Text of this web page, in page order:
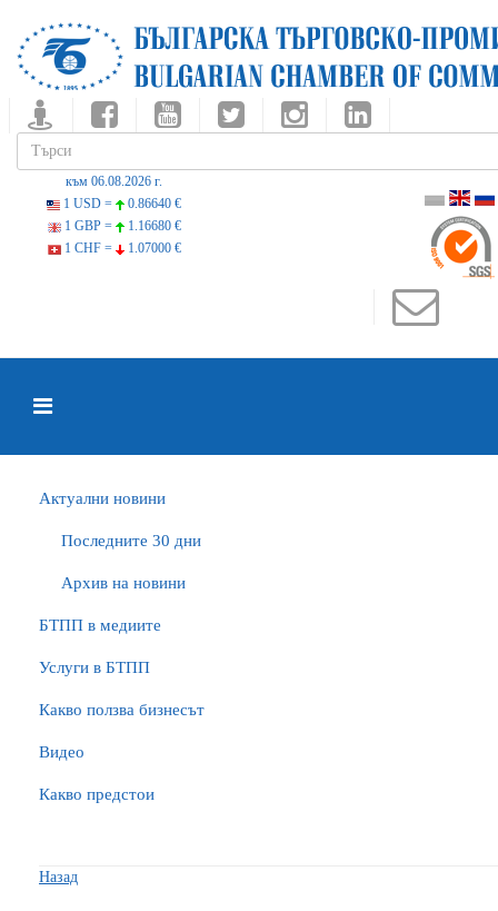
към 06.08.2026 г.
1 USD =
0.86640 €
1 GBP =
1.16680 €
1 CHF =
1.07000 €
Актуални новини
Последните 30 дни
Архив на новини
БTПП в медиите
Услуги в БТПП
Какво ползва бизнесът
Видео
Какво предстои
Назад